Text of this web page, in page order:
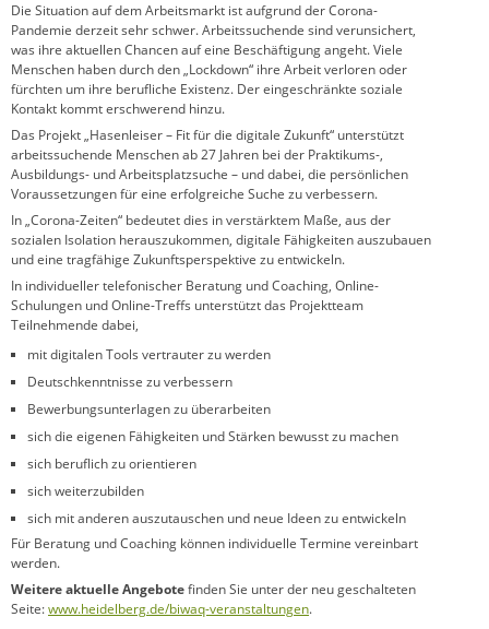
Die Situation auf dem Arbeitsmarkt ist aufgrund der Corona-
Pandemie derzeit sehr schwer. Arbeitssuchende sind verunsichert,
was ihre aktuellen Chancen auf eine Beschäftigung angeht. Viele
Menschen haben durch den „Lockdown“ ihre Arbeit verloren oder
fürchten um ihre berufliche Existenz. Der eingeschränkte soziale
Kontakt kommt erschwerend hinzu.
Das Projekt „Hasenleiser – Fit für die digitale Zukunft“ unterstützt
arbeitssuchende Menschen ab 27 Jahren bei der Praktikums-,
Ausbildungs- und Arbeitsplatzsuche – und dabei, die persönlichen
Voraussetzungen für eine erfolgreiche Suche zu verbessern.
In „Corona-Zeiten“ bedeutet dies in verstärktem Maße, aus der
sozialen Isolation herauszukommen, digitale Fähigkeiten auszubauen
und eine tragfähige Zukunftsperspektive zu entwickeln.
In individueller telefonischer Beratung und Coaching, Online-
Schulungen und Online-Treffs unterstützt das Projektteam
Teilnehmende dabei,
mit digitalen Tools vertrauter zu werden
Deutschkenntnisse zu verbessern
Bewerbungsunterlagen zu überarbeiten
sich die eigenen Fähigkeiten und Stärken bewusst zu machen
sich beruflich zu orientieren
sich weiterzubilden
sich mit anderen auszutauschen und neue Ideen zu entwickeln
Für Beratung und Coaching können individuelle Termine vereinbart
werden.
Weitere aktuelle Angebotefinden Sie unter der neu geschalteten
Seite:www.heidelberg.de/biwaq-veranstaltungen.